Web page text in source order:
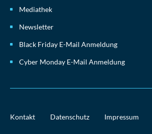
Mediathek
Newsletter
Black Friday E-Mail Anmeldung
Cyber Monday E-Mail Anmeldung
Kontakt Datenschutz Impressum